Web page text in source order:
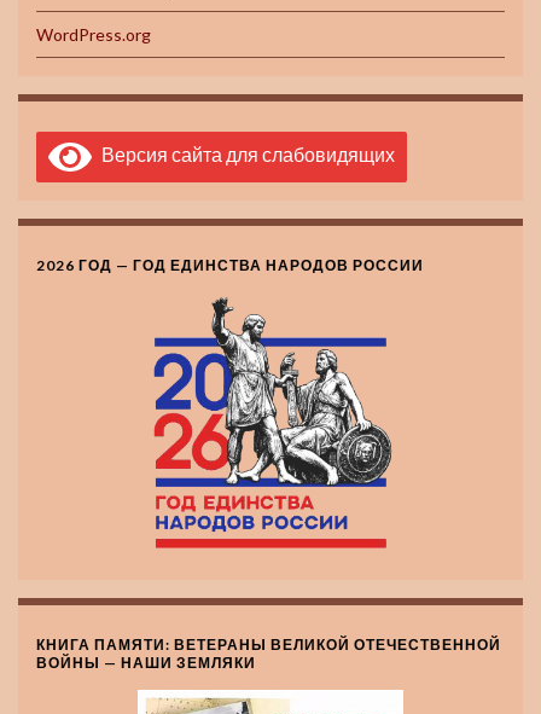
WordPress.org
Версия сайта для слабовидящих
2026 ГОД — ГОД ЕДИНСТВА НАРОДОВ РОССИИ
КНИГА ПАМЯТИ: ВЕТЕРАНЫ ВЕЛИКОЙ ОТЕЧЕСТВЕННОЙ
ВОЙНЫ — НАШИ ЗЕМЛЯКИ